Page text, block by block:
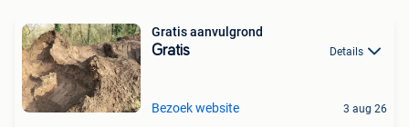
Gratis aanvulgrond
Gratis Details
Bezoek website 3 aug 26